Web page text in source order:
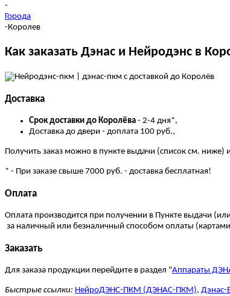
-
Города
-Королев
Как заказать Дэнас и Нейродэнс в
Доставка
Cрок доставки до Королёва - 2-4 дня*,
Доставка до двери - доплата 100 руб.,
Получить заказ можно в пункте выдачи (список см. ниже)
* - При заказе свыше 7000 руб. - доставка бесплатная!
Оплата
Оплата производится при получении в Пункте выдачи
за наличный или безналичный способом оплаты (картами
Заказать
Для заказа продукции перейдите в раздел "Аппараты
Быстрые ссылки: НейроДЭНС-ПКМ (ДЭНАС-ПКМ), Дэнас-